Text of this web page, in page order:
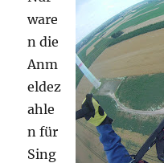
ware
n die
Anm
eldez
ahle
n für
Sing